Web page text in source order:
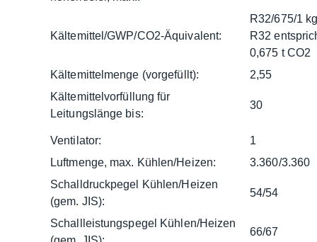
Kältemittel/GWP/CO2-Äquivalent:
R32/675/1
R32
0,675 t CO2
Kältemittelmenge (vorgefüllt):
2,55
Kältemittelvorfüllung für
Leitungslänge bis:
30
Ventilator:
1
Luftmenge, max. Kühlen/Heizen:
3.360/3.360
Schalldruckpegel Kühlen/Heizen
(gem. JIS):
54/54
Schallleistungspegel Kühlen/Heizen
66/67